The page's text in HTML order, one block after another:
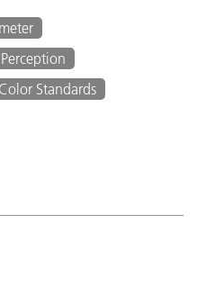
Standards